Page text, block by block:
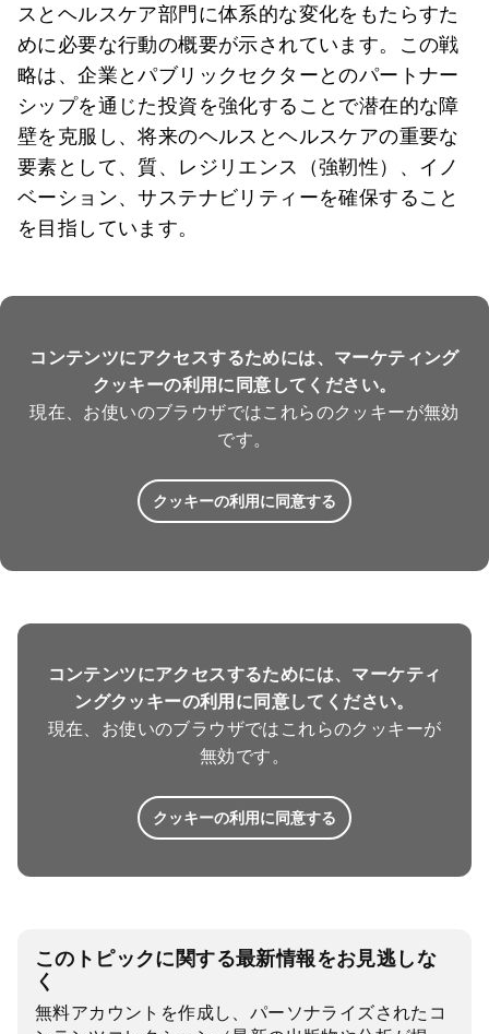
スとヘルスケア部門に体系的な変化をもたらすた
めに必要な行動の概要が示されています。この戦
略は、企業とパブリックセクターとのパートナー
シップを通じた投資を強化することで潜在的な障
壁を克服し、将来のヘルスとヘルスケアの重要な
要素として、質、レジリエンス（強靭性）、イノ
ベーション、サステナビリティーを確保すること
を目指しています。
コンテンツにアクセスするためには、マーケティング
クッキーの利用に同意してください。
現在、お使いのブラウザではこれらのクッキーが無効
です。
クッキーの利用に同意する
コンテンツにアクセスするためには、マーケティ
ングクッキーの利用に同意してください。
現在、お使いのブラウザではこれらのクッキーが
無効です。
クッキーの利用に同意する
このトピックに関する最新情報をお見逃しな
く
無料アカウントを作成し、パーソナライズされたコ